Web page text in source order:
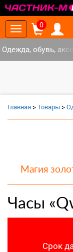
Toggle
navigation
0
Одежда, обувь,
Главная>Товары >
Магия
Часы
Срок